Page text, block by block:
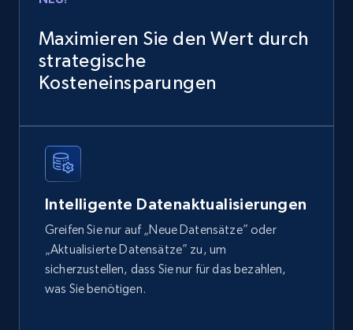
Sku, Product id, Product name, Manufacturer,
eCommerce
Title, Seller name, Brand, Description, Initial
price, Currency, Availability, Reviews count, and
more.
eCommerce
Maximieren Sie den Wert durch
strategische
Kosteneinsparungen
Intelligente Datenaktualisierungen
Greifen Sie nur auf „Neue Datensätze” oder
„Aktualisierte Datensätze” zu, um
sicherzustellen, dass Sie nur für das bezahlen,
was Sie benötigen.